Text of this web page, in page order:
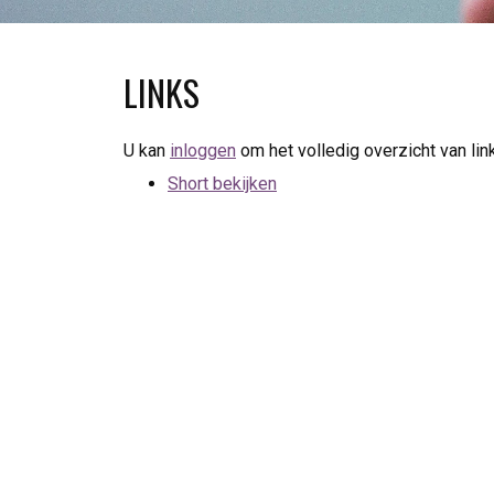
LINKS
U kan inloggen om het volledig overzicht van
Short bekijken